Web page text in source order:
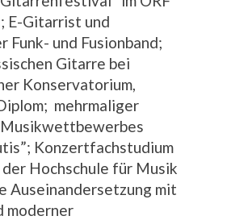
E-Gitarrist und
Funk- und Fusionband;
Gitarre bei
Konservatorium,
mehrmaliger
Konzertfachstudium
der Hochschule für Musik
Auseinandersetzung mit
moderner